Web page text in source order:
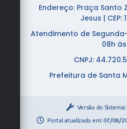
Endereço: Praça Santo
Jesus | CEP:
Atendimento de
08h às
CNPJ:
Prefeitura de Santa
Versão do Sistema:
Portal atualizado em: 07/08/